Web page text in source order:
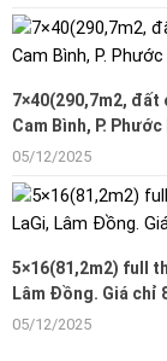
7×40(290,7m2, đất
Cam Bình, P.
05/12/2025
5×16(81,2m2) full
Lâm Đồng. Giá chỉ
05/12/2025